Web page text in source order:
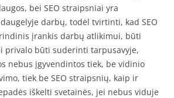
bei SEO straipsniai yra
darbų, todėl tvirtinti, kad SEO
įrankis darbų atlikimui, būti
privalo būti suderinti tarpusavyje,
nebus įgyvendintos tiek, be vidinio
tiek be SEO straipsnių, kaip ir
iškelti svetainės, jei nebus viduje